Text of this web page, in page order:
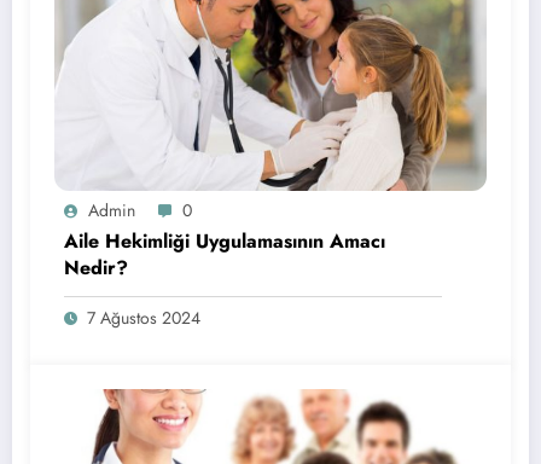
Admin 0
Aile Hekimliği Uygulamasının Amacı
Nedir?
7 Ağustos 2024